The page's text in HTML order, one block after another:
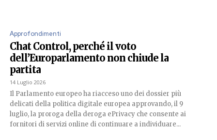
Approfondimenti
Chat Control, perché il voto
dell’Europarlamento non chiude la
partita
14 Luglio 2026
Il Parlamento europeo ha riacceso uno dei dossier più
delicati della politica digitale europea approvando, il 9
luglio, la proroga della deroga ePrivacy che consente ai
fornitori di servizi online di continuare a individuare...